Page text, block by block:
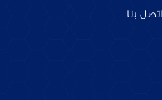
اتصل بنا